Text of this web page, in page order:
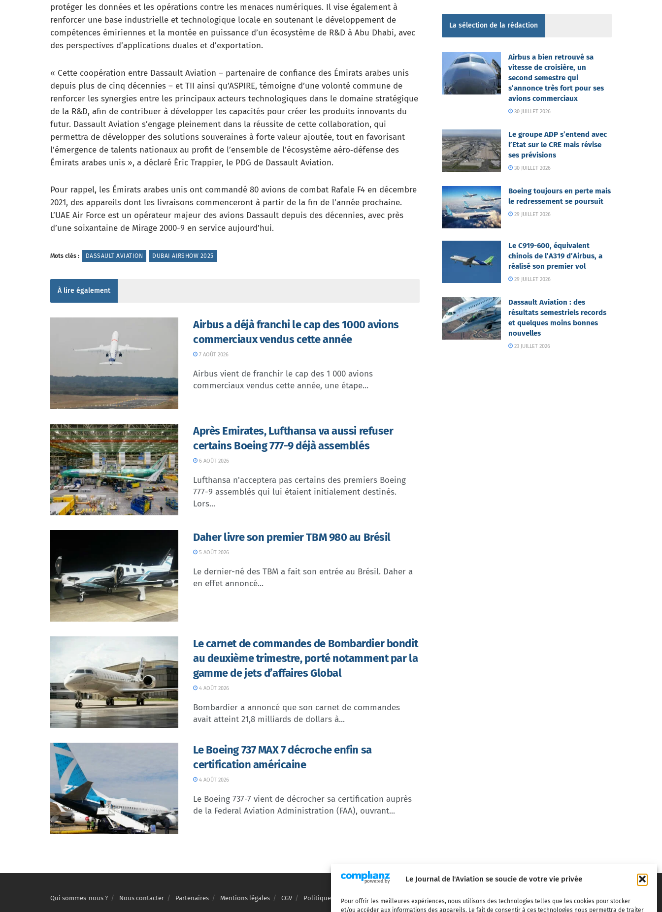
Le Journal de l'Aviation se soucie de votre vie privée
Pour offrir les meilleures expériences, nous utilisons des technologies telles que les cookies pour stocker
et/ou accéder aux informations des appareils. Le fait de consentir à ces technologies nous permettra de traiter
protéger les données et les opérations contre les menaces numériques. Il vise également à
renforcer une base industrielle et technologique locale en soutenant le développement de
compétences émiriennes et la montée en puissance d’un écosystème de R&D à Abu Dhabi, avec
des perspectives d’applications duales et d’exportation.
« Cette coopération entre Dassault Aviation – partenaire de confiance des Émirats arabes unis
depuis plus de cinq décennies – et TII ainsi qu’ASPIRE, témoigne d’une volonté commune de
renforcer les synergies entre les principaux acteurs technologiques dans le domaine stratégique
de la R&D, afin de contribuer à développer les capacités pour créer les produits innovants du
futur. Dassault Aviation s’engage pleinement dans la réussite de cette collaboration, qui
permettra de développer des solutions souveraines à forte valeur ajoutée, tout en favorisant
l’émergence de talents nationaux au profit de l’ensemble de l’écosystème aéro‑défense des
Émirats arabes unis », a déclaré Éric Trappier, le PDG de Dassault Aviation.
Pour rappel, les Émirats arabes unis ont commandé 80 avions de combat Rafale F4 en décembre
2021, des appareils dont les livraisons commenceront à partir de la fin de l’année prochaine.
L’UAE Air Force est un opérateur majeur des avions Dassault depuis des décennies, avec près
d’une soixantaine de Mirage 2000-9 en service aujourd’hui.
Mots clés : DASSAULT AVIATION DUBAI AIRSHOW 2025
À lire également
Airbus a déjà franchi le cap des 1000 avions
commerciaux vendus cette année
7 AOÛT 2026
Airbus vient de franchir le cap des 1 000 avions
commerciaux vendus cette année, une étape...
Après Emirates, Lufthansa va aussi refuser
certains Boeing 777-9 déjà assemblés
6 AOÛT 2026
Lufthansa n'acceptera pas certains des premiers Boeing
777-9 assemblés qui lui étaient initialement destinés.
Lors...
Daher livre son premier TBM 980 au Brésil
5 AOÛT 2026
Le dernier-né des TBM a fait son entrée au Brésil. Daher a
en effet annoncé...
Le carnet de commandes de Bombardier bondit
au deuxième trimestre, porté notamment par la
gamme de jets d’affaires Global
4 AOÛT 2026
Bombardier a annoncé que son carnet de commandes
avait atteint 21,8 milliards de dollars à...
Le Boeing 737 MAX 7 décroche enfin sa
certification américaine
4 AOÛT 2026
Le Boeing 737-7 vient de décrocher sa certification auprès
de la Federal Aviation Administration (FAA), ouvrant...
La sélection de la rédaction
Airbus a bien retrouvé sa
vitesse de croisière, un
second semestre qui
s’annonce très fort pour ses
avions commerciaux
30 JUILLET 2026
Le groupe ADP s’entend avec
l’Etat sur le CRE mais révise
ses prévisions
30 JUILLET 2026
Boeing toujours en perte mais
le redressement se poursuit
29 JUILLET 2026
Le C919-600, équivalent
chinois de l’A319 d’Airbus, a
réalisé son premier vol
29 JUILLET 2026
Dassault Aviation : des
résultats semestriels records
et quelques moins bonnes
nouvelles
23 JUILLET 2026
Qui sommes-nous ? Nous contacter Partenaires Mentions légales CGV Politique de confidentialité Cookies